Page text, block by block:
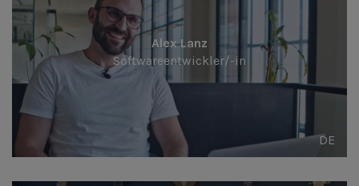
Alex Lanz
Softwareentwickler/-in
DE